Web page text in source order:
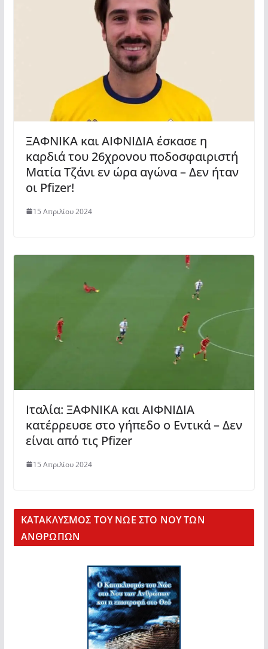
ΞΑΦΝΙΚΑ και ΑΙΦΝΙΔΙΑ έσκασε η
καρδιά του 26χρονου ποδοσφαιριστή
Ματία Τζάνι εν ώρα αγώνα – Δεν ήταν
οι Pfizer!
15 Απριλίου 2024
Ιταλία: ΞΑΦΝΙΚΑ και ΑΙΦΝΙΔΙΑ
κατέρρευσε στο γήπεδο ο Εντικά – Δεν
είναι από τις Pfizer
15 Απριλίου 2024
KΑΤΑΚΛΥΣΜΟΣ ΤΟΥ ΝΩΕ ΣΤΟ ΝΟΥ ΤΩΝ
ΑΝΘΡΩΠΩΝ